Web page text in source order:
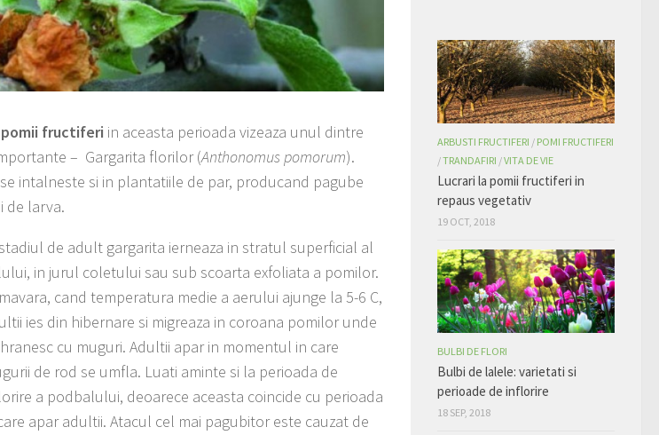
fructiferi in aceasta perioada vizeaza unul dintre
– Gargarita florilor (Anthonomus pomorum).
intalneste si in plantatiile de par, producand pagube
de larva.
de adult gargarita ierneaza in stratul superficial al
in jurul coletului sau sub scoarta exfoliata a pomilor.
cand temperatura medie a aerului ajunge la 5-6 C,
ies din hibernare si migreaza in coroana pomilor unde
cu muguri. Adultii apar in momentul in care
de rod se umfla. Luati aminte si la perioada de
a podbalului, deoarece aceasta coincide cu perioada
apar adultii. Atacul cel mai pagubitor este cauzat de
ARBUSTI FRUCTIFERI / POMI FRUCTIFERI
/TRANDAFIRI /VITA DE VIE
Lucrari la pomii fructiferi in
repaus vegetativ
19 OCT, 2018
BULBI DE FLORI
Bulbi de lalele: varietati si
perioade de inflorire
18 SEP, 2018